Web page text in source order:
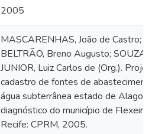
2005
MASCARENHAS, João de Castro;
BELTRÃO, Breno Augusto; SOUZA
JUNIOR, Luiz Carlos de (Org.).
cadastro de fontes de
água subterrânea estado de
diagnóstico do município de
Recife: CPRM, 2005.